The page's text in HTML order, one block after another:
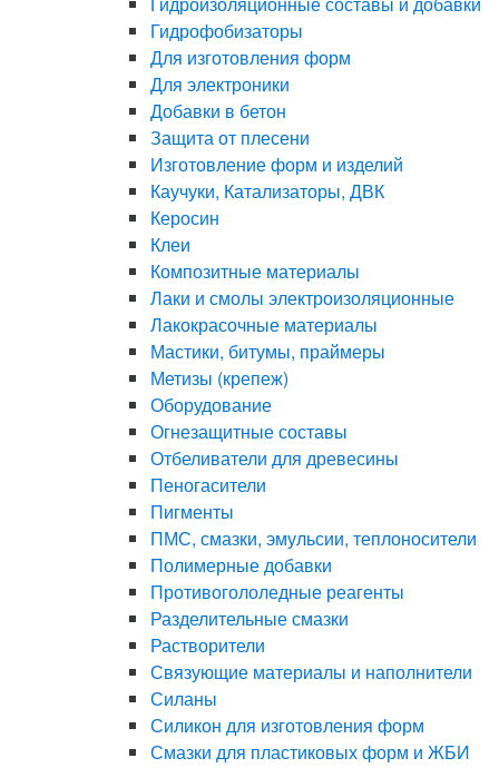
Гидрофобизаторы
Для изготовления форм
Для электроники
Добавки в бетон
Защита от плесени
Изготовление форм и изделий
Каучуки, Катализаторы, ДВК
Керосин
Клеи
Композитные материалы
Лаки и смолы электроизоляционные
Лакокрасочные материалы
Мастики, битумы, праймеры
Метизы (крепеж)
Оборудование
Огнезащитные составы
Отбеливатели для древесины
Пеногасители
Пигменты
ПМС, смазки, эмульсии, теплоносители
Полимерные добавки
Противогололедные реагенты
Разделительные смазки
Растворители
Связующие материалы и наполнители
Силаны
Силикон для изготовления форм
Смазки для пластиковых форм и ЖБИ